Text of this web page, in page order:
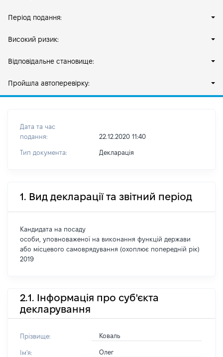
Період подання:
Високий ризик:
Відповідальне становище:
Пройшла автоперевірку:
Дата та час
подання:
22.12.2020 11:40
Тип документа: Декларація
1. Вид декларації та звітний період
Кандидата на посаду
особи, уповноваженої на виконання функцій держави
або місцевого самоврядування (охоплює попередній рік)
2019
2.1. Інформація про суб'єкта
декларування
Прізвище: Коваль
Ім'я: Олег